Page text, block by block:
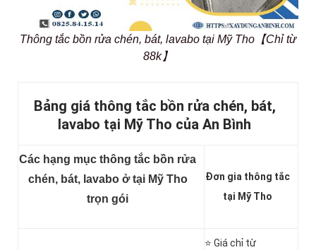
Thông tắc bồn rửa chén, bát, lavabo tại Mỹ Tho【Chỉ từ
88k】
Bảng giá thông tắc bồn rửa chén, bát,
lavabo tại Mỹ Tho của An Bình
Các hạng mục thông tắc bồn rửa
chén, bát, lavabo ở tại Mỹ Tho
trọn gói
Đơn gia thông tắc
tại Mỹ Tho
⭐ Giá chỉ từ